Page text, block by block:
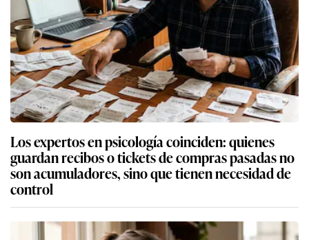
Los expertos en psicología coinciden: quienes
guardan recibos o tickets de compras pasadas no
son acumuladores, sino que tienen necesidad de
control